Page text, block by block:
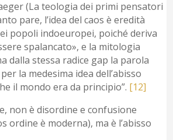
(La teologia dei primi pensatori
pare, l’idea del caos è eredità
popoli indoeuropei, poiché deriva
spalancato», e la mitologia
dalla stessa radice gap la parola
la medesima idea dell’abisso
il mondo era da principio”. [12]
non è disordine e confusione
ordine è moderna), ma è l’abisso